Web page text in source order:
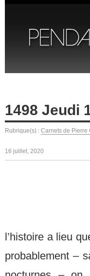
1498 Jeudi
Rubrique(s) : Carnets de Pierre
16 juillet, 2020
l’histoire a lieu
probablement –